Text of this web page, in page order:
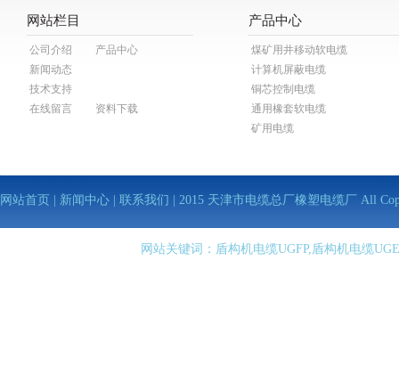
网站栏目
公司介绍
产品中心
新闻动态
技术支持
在线留言
资料下载
产品中心
煤矿用井移动软电缆
计算机屏蔽电缆
铜芯控制电缆
通用橡套软电缆
矿用电缆
网站首页 新闻中心 联系我们 | 2015 天津市电缆总厂橡塑电缆厂 All
网站关键词：盾构机电缆UGFP,盾构机电缆